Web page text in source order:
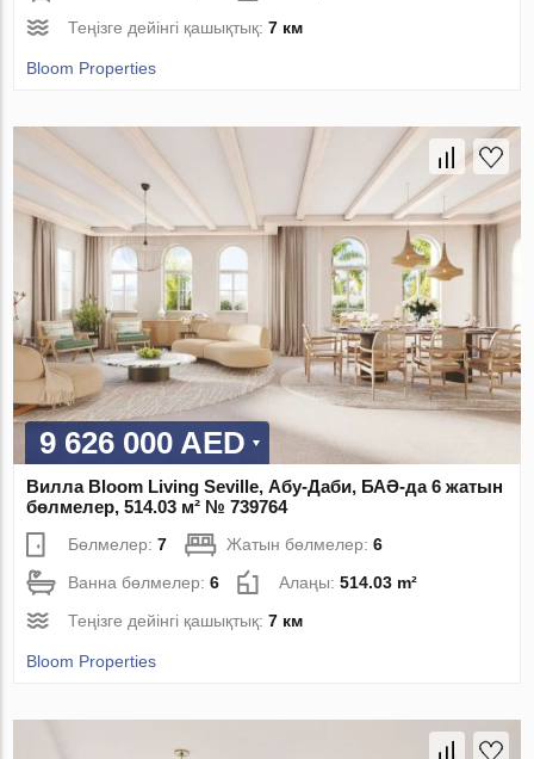
Теңізге дейінгі қашықтық:7 км
Bloom Properties
9 626 000 AED
Вилла Bloom Living Seville, Абу-Даби, БАӘ-да 6 жатын
бөлмелер, 514.03 м² № 739764
Бөлмелер:7 Жатын бөлмелер:6
Ванна бөлмелер:6 Алаңы:514.03 m²
Теңізге дейінгі қашықтық:7 км
Bloom Properties